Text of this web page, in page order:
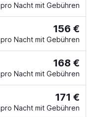
pro Nacht mit Gebühren
156 €
pro Nacht mit Gebühren
168 €
pro Nacht mit Gebühren
171 €
pro Nacht mit Gebühren